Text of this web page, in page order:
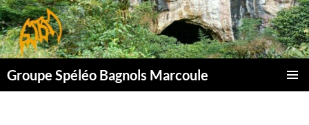
Aller
au
contenu
Groupe Spéléo Bagnols Marcoule